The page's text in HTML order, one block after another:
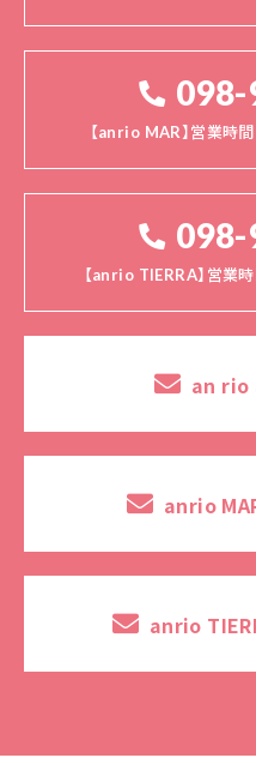
【anrio MAR】営業時間
【anrio TIERRA】営業
an rio
anrio
anrio